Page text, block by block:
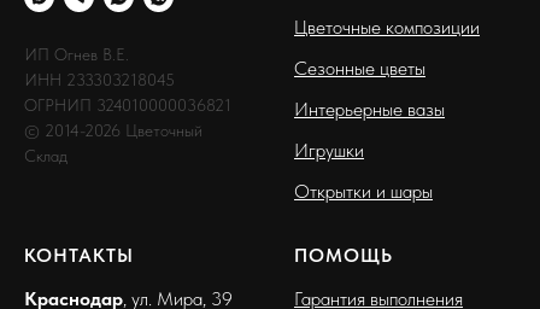
ИП Огнев В.Е.
ИНН 233303218045
ОГРНИП 324010000036821
© 2014-2026 Цветочный
Склад
Цветочные композиции
Сезонные цветы
Интерьерные вазы
Игрушки
Открытки и шары
КОНТАКТЫ
Краснодар, ул. Мира, 39
ПОМОЩЬ
Гарантия выполнения